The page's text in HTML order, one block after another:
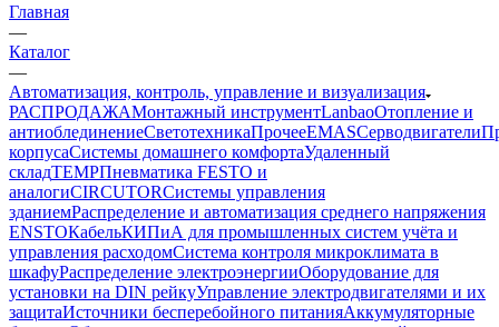
Главная
—
Каталог
—
Автоматизация, контроль, управление и визуализация
РАСПРОДАЖАМонтажный инструментLanbaoОтопление и
антиоблединениеСветотехникаПрочееEMASCерводвигатели
корпусаСистемы домашнего комфортаУдаленный
складTEMPПневматика FESTO и
аналогиCIRCUTORСистемы управления
зданиемРаспределение и автоматизация среднего напряжения
ENSTOКабельКИПиА для промышленных систем учёта и
управления расходомСистема контроля микроклимата в
шкафуРаспределение электроэнергииОборудование для
установки на DIN рейкуУправление электродвигателями и их
защитаИсточники бесперебойного питанияАккумуляторные